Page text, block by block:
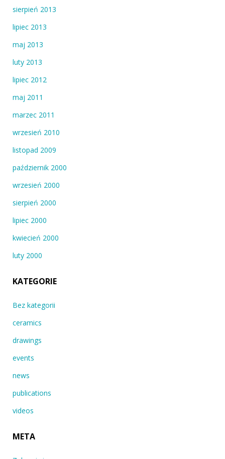
sierpień 2013
lipiec 2013
maj 2013
luty 2013
lipiec 2012
maj 2011
marzec 2011
wrzesień 2010
listopad 2009
październik 2000
wrzesień 2000
sierpień 2000
lipiec 2000
kwiecień 2000
luty 2000
KATEGORIE
Bez kategorii
ceramics
drawings
events
news
publications
videos
META